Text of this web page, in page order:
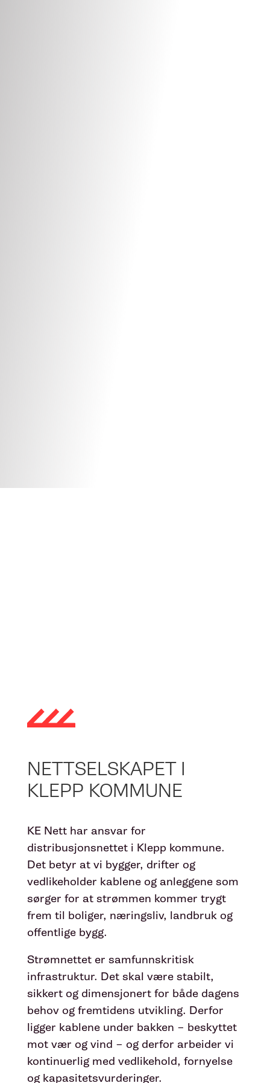
NETTSELSKAPET I
KLEPP KOMMUNE
KE Nett har ansvar for
distribusjonsnettet i Klepp kommune.
Det betyr at vi bygger, drifter og
vedlikeholder kablene og anleggene som
sørger for at strømmen kommer trygt
frem til boliger, næringsliv, landbruk og
offentlige bygg.
Strømnettet er samfunnskritisk
infrastruktur. Det skal være stabilt,
sikkert og dimensjonert for både dagens
behov og fremtidens utvikling. Derfor
ligger kablene under bakken – beskyttet
mot vær og vind – og derfor arbeider vi
kontinuerlig med vedlikehold, fornyelse
og kapasitetsvurderinger.